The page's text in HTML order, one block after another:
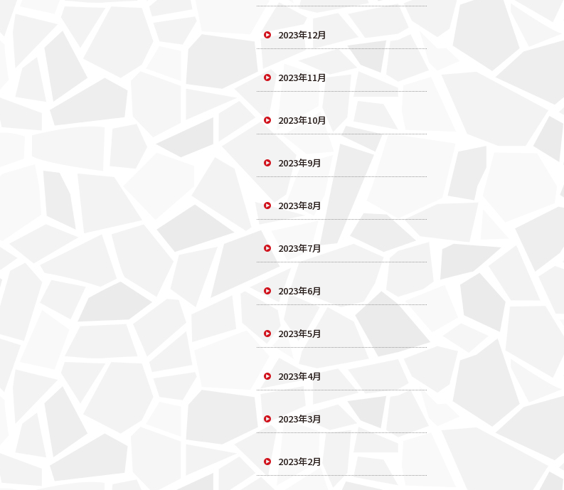
2023年12月
2023年11月
2023年10月
2023年9月
2023年8月
2023年7月
2023年6月
2023年5月
2023年4月
2023年3月
2023年2月